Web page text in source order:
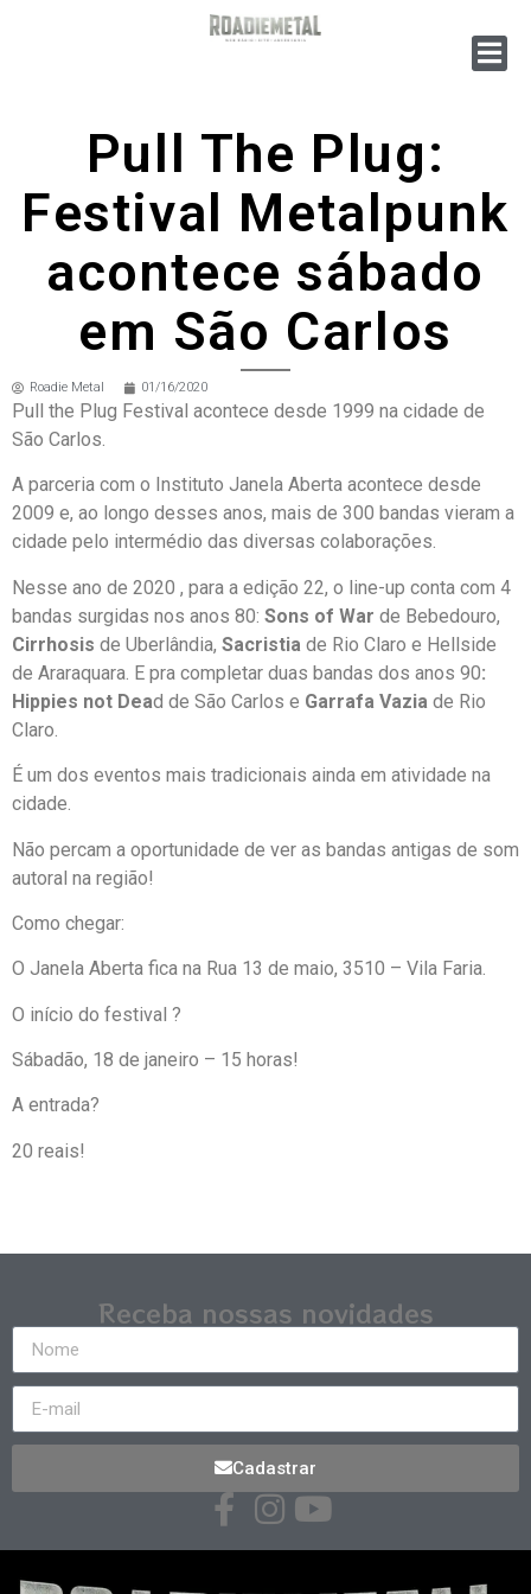
Pull The Plug:
Festival Metalpunk
acontece sábado
em São Carlos
Roadie Metal 01/16/2020
Pull the Plug Festival acontece desde 1999 na cidade de
São Carlos.
A parceria com o Instituto Janela Aberta acontece desde
2009 e, ao longo desses anos, mais de 300 bandas vieram a
cidade pelo intermédio das diversas colaborações.
Nesse ano de 2020 , para a edição 22, o line-up conta com 4
bandas surgidas nos anos 80: Sons of War de Bebedouro,
Cirrhosis de Uberlândia, Sacristia de Rio Claro e Hellside
de Araraquara. E pra completar duas bandas dos anos 90:
Hippies not Dead de São Carlos e Garrafa Vazia de Rio
Claro.
É um dos eventos mais tradicionais ainda em atividade na
cidade.
Não percam a oportunidade de ver as bandas antigas de som
autoral na região!
Como chegar:
O Janela Aberta fica na Rua 13 de maio, 3510 – Vila Faria.
O início do festival ?
Sábadão, 18 de janeiro – 15 horas!
A entrada?
20 reais!
Receba nossas novidades
Cadastrar